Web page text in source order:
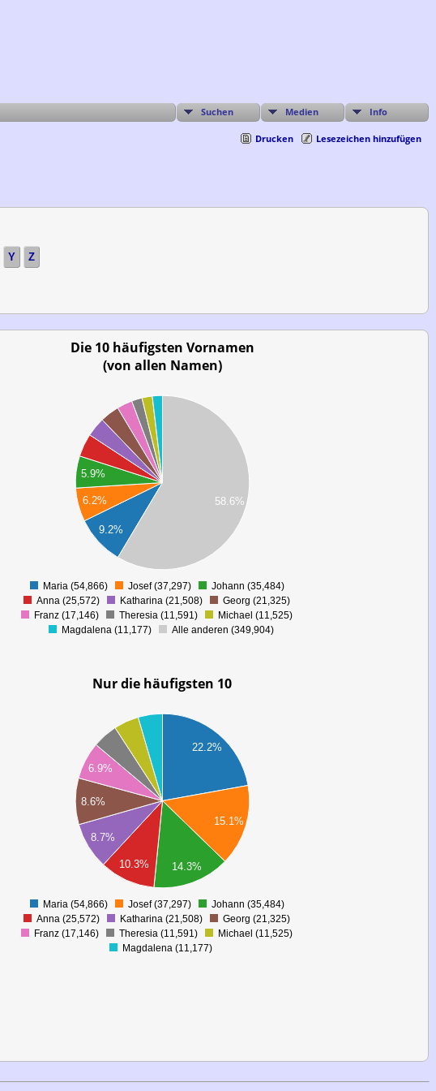
Suchen Medien Info
Drucken Lesezeichen hinzufügen
Y Z
Die 10 häufigsten Vornamen
(von allen Namen)
9.2%
6.2%
5.9%
58.6%
Maria (54,866) Josef (37,297)
Johann (35,484)
Anna (25,572)
Katharina (21,508)
Georg (21,325)
Franz (17,146)
Theresia (11,591)
Michael (11,525)
Magdalena (11,177)
Alle anderen (349,904)
Nur die häufigsten 10
22.2%
15.1%
14.3%
10.3%
8.7%
8.6%
6.9%
Maria (54,866) Josef (37,297)
Johann (35,484)
Anna (25,572)
Katharina (21,508)
Georg (21,325)
Franz (17,146)
Theresia (11,591)
Michael (11,525)
Magdalena (11,177)